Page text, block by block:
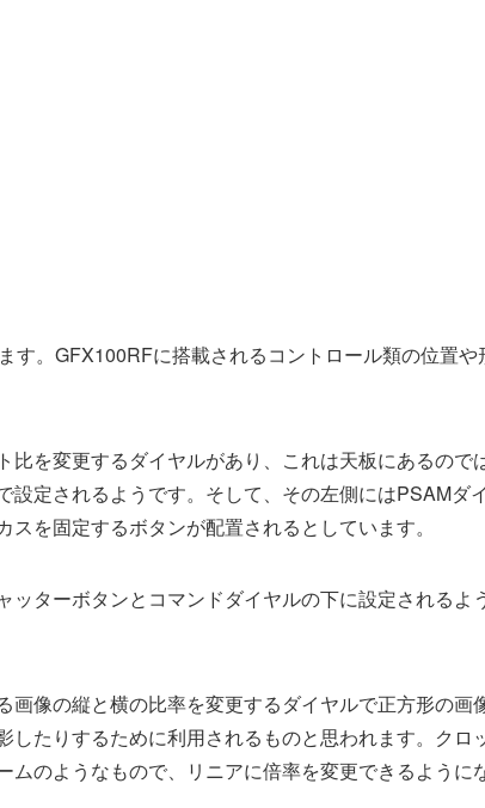
す。GFX100RFに搭載されるコントロール類の位置や
比を変更するダイヤルがあり、これは天板にあるので
設定されるようです。そして、その左側にはPSAMダ
を固定するボタンが配置されるとしています。
ッターボタンとコマンドダイヤルの下に設定されるよ
画像の縦と横の比率を変更するダイヤルで正方形の画
したりするために利用されるものと思われます。クロ
ムのようなもので、リニアに倍率を変更できるように